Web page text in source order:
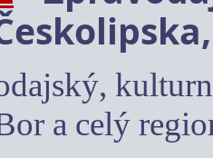
a celý